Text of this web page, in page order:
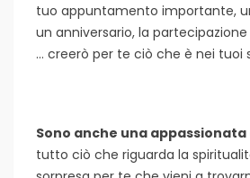
tuo appuntamento importante,
un anniversario, la
… creerò per te ciò che è nei tuoi
Sono anche una
tutto ciò che riguarda la